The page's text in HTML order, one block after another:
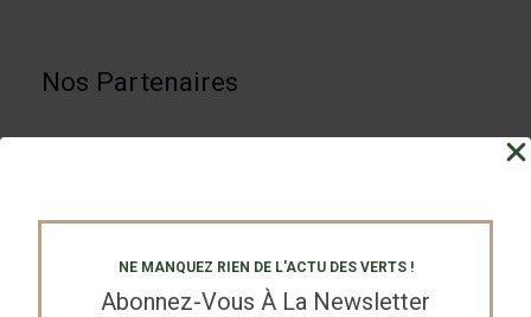
NE MANQUEZ RIEN DE L'ACTU DES VERTS !
Abonnez-Vous À La Newsletter
Nos Partenaires